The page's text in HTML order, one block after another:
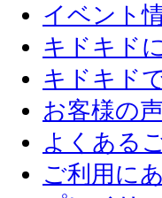
イベント
キドキド
キドキド
お客様の声
よくある
ご利用に